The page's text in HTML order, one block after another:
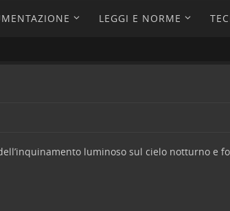
LEGGI E NORME
luminoso sul cielo notturno e